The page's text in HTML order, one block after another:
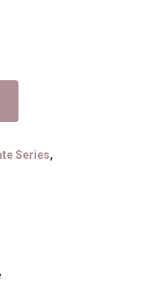
Series,